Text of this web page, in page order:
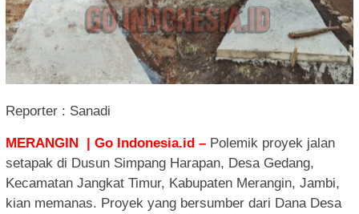
Reporter : Sanadi
MERANGIN | Go Indonesia.id – Polemik proyek jalan
setapak di Dusun Simpang Harapan, Desa Gedang,
Kecamatan Jangkat Timur, Kabupaten Merangin, Jambi,
kian memanas. Proyek yang bersumber dari Dana Desa